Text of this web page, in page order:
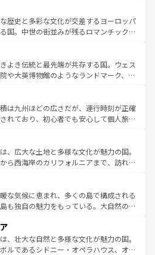
て風土や気候が異なるスペインはその個
性で訪れる人を魅了する。 なお、新着のスペイン情報は コ
照してほしい。
詰まっている。華麗な宮殿、歴史的な大
チ、そして豊かな自然が、訪れる者を心
た、フランスは美食の国としても知ら
の発祥地であるランス、プロヴァンスの
ー畑など、多彩な楽しみ方が可能だ。さ
地域にも魅力が溢れており、どの街角に
ぶとそれぞれで全く異なる文化を体験で
だろう。 なお、新着のフランス情報はコンテンツ一覧
。
歴史と多彩な文化が交差するヨーロッパ
国。中世の街並みが残るロマンチック街
、どこを歩いても飽きることがない。ベ
気、バイエルン州のアルプスの絶景、そ
のワイン畑といった風景は必見。ビール
ぜひ体験してほしい。 なお、新着の
テンツ一覧を参照してほしい。
よき伝統と最先端が共存する国。ウェス
や大英博物館のようなランドマーク、歴
魅力がある。また、優雅なアフタヌーン
きにはたまらない英国パブ、サッカー観
らこそできる体験も豊富。イギリスを旅
てほしい。
は九州ほどの広さだが、運行時刻が正確
れており、初心者でも安心して個人旅行
残る町や、スイスならではのユニークな
ルプス観光だけでなく町歩きも満喫する
民の所得が高いため物価も高いが、旅行
観光を楽しむこともできる。 なお、新
コンテンツ一覧 を参照してほしい。
、広大な土地と多様な文化が魅力の国。
ら西海岸のカリフォルニアまで、訪れる
は、観光、ショッピング、エンターテイ
た刺激的なスポットだ。一方、アメリカ
広がり、グランドキャニオンやイエロー
ンズでは、音楽と美食が融合した独特の
者はアメリカの各地域で異なる魅力を楽
多様性と豊かな歴史を感じることができ
な気候に恵まれ、多くの島で構成される
も独自の魅力をもっている。大自然の神
い。また、定番の観光地といえばオアフ
然を求めるならマウイ島やカウアイ島が
ルドグリーンに輝く海をはじめ、豊かな
、壮大な自然と多様な文化が魅力の国。
ルであるシドニー・オペラハウス、オー